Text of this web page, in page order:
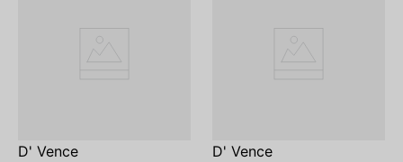
D' Vence D' Vence